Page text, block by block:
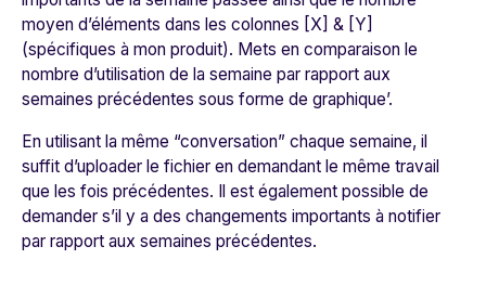
moyen d’éléments dans les colonnes [X] & [Y]
(spécifiques à mon produit). Mets en comparaison le
nombre d’utilisation de la semaine par rapport aux
semaines précédentes sous forme de graphique’.
En utilisant la même “conversation” chaque semaine, il
suffit d’uploader le fichier en demandant le même travail
que les fois précédentes. Il est également possible de
demander s’il y a des changements importants à notifier
par rapport aux semaines précédentes.